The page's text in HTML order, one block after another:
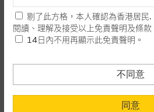
相關資產認股證資金流 (+)資
1 認購(百萬) -
認沽(百萬) -
本網站所載資料會隨時更改，而不作
理的資料，可直接聯絡本集團職員。
民使用，並不提供或發售予美國人。本
閣下購買證券、基金單位或其他投資
其他地方)，但清楚表明上述意圖的個
剔了此方格，本人確認為香港居民
閱讀、理解及接受以上免責聲明及條款
14日內不用再顯示此免責聲明。
不同意
同意